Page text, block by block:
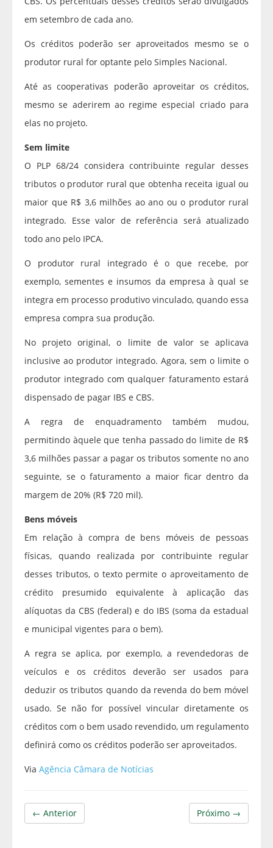
em setembro de cada ano.
Os créditos poderão ser aproveitados mesmo se o
produtor rural for optante pelo Simples Nacional.
Até as cooperativas poderão aproveitar os créditos,
mesmo se aderirem ao regime especial criado para
elas no projeto.
Sem limite
O PLP 68/24 considera contribuinte regular desses
tributos o produtor rural que obtenha receita igual ou
maior que R$ 3,6 milhões ao ano ou o produtor rural
integrado. Esse valor de referência será atualizado
todo ano pelo IPCA.
O produtor rural integrado é o que recebe, por
exemplo, sementes e insumos da empresa à qual se
integra em processo produtivo vinculado, quando essa
empresa compra sua produção.
No projeto original, o limite de valor se aplicava
inclusive ao produtor integrado. Agora, sem o limite o
produtor integrado com qualquer faturamento estará
dispensado de pagar IBS e CBS.
A regra de enquadramento também mudou,
permitindo àquele que tenha passado do limite de R$
3,6 milhões passar a pagar os tributos somente no ano
seguinte, se o faturamento a maior ficar dentro da
margem de 20% (R$ 720 mil).
Bens móveis
Em relação à compra de bens móveis de pessoas
físicas, quando realizada por contribuinte regular
desses tributos, o texto permite o aproveitamento de
crédito presumido equivalente à aplicação das
alíquotas da CBS (federal) e do IBS (soma da estadual
e municipal vigentes para o bem).
A regra se aplica, por exemplo, a revendedoras de
veículos e os créditos deverão ser usados para
deduzir os tributos quando da revenda do bem móvel
usado. Se não for possível vincular diretamente os
créditos com o bem usado revendido, um regulamento
definirá como os créditos poderão ser aproveitados.
Via Agência Câmara de Notícias
Próximo →
← Anterior